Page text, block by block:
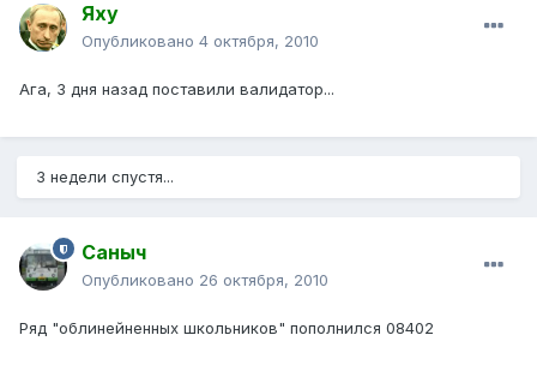
Яху
Опубликовано 4 октября, 2010
Ага, 3 дня назад поставили валидатор...
3 недели спустя...
Саныч
Опубликовано 26 октября, 2010
Ряд "облинейненных школьников" пополнился 08402